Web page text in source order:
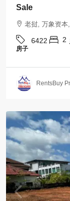
Sale
老挝, 万象资本
6422 2
房子
RentsBuy